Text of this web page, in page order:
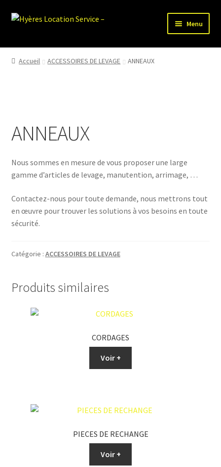
Aller
Aller
Menu
HLS-ACCUEIL
PARTENAIRES
Accueil ACCESSOIRES DE LEVAGE ANNEAUX
ANNEAUX
Nous sommes en mesure de vous proposer une large
gamme d’articles de levage, manutention, arrimage, …
Contactez-nous pour toute demande, nous mettrons tout
en œuvre pour trouver les solutions à vos besoins en toute
sécurité.
Catégorie : ACCESSOIRES DE LEVAGE
Produits similaires
CORDAGES
Voir +
PIECES DE RECHANGE
Voir +